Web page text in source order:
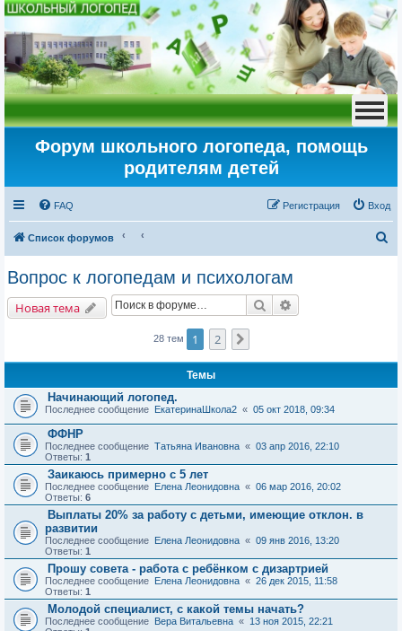
Форум школьного логопеда, помощь
родителям детей
FAQ Вход
Регистрация
Список форумов
о
Вопрос к логопедам и психологам
Новая тема Поиск
28 тем 1 2
Темы
Начинающий логопед.
Последнее сообщение ЕкатеринаШкола2 « 05 окт 2018, 09:34
ФФНР
Последнее сообщение Татьяна Ивановна « 03 апр 2016, 22:10
Ответы: 1
Заикаюсь примерно с 5 лет
Последнее сообщение Елена Леонидовна « 06 мар 2016, 20:02
Ответы: 6
Выплаты 20% за работу с детьми, имеющие отклон. в
развитии
Последнее сообщение Елена Леонидовна « 09 янв 2016, 13:20
Ответы: 1
Прошу совета - работа с ребёнком с дизартрией
Последнее сообщение Елена Леонидовна « 26 дек 2015, 11:58
Ответы: 1
Молодой специалист, с какой темы начать?
Последнее сообщение Вера Витальевна « 13 ноя 2015, 22:21